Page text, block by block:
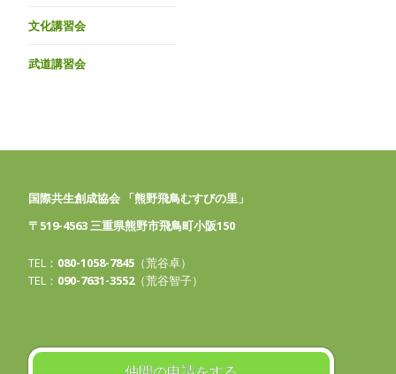
文化講習会
武道講習会
国際共生創成協会 「熊野飛鳥むすびの里」
〒519-4563 三重県熊野市飛鳥町小阪150
TEL： 080-1058-7845 （荒谷卓）
TEL： 090-7631-3552（荒谷智子）